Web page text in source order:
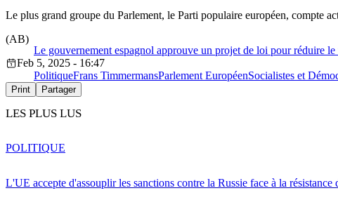
Le plus grand groupe du Parlement, le Parti populaire européen, compte
Le gouvernement espagnol approuve un projet de loi pour réduire le
(AB)
Feb 5, 2025 - 16:47
PolitiqueFrans TimmermansParlement EuropéenSocialistes et
Print Partager
LES PLUS LUS
L'UE accepte d'assouplir les sanctions contre la Russie face à la résistance
POLITIQUE